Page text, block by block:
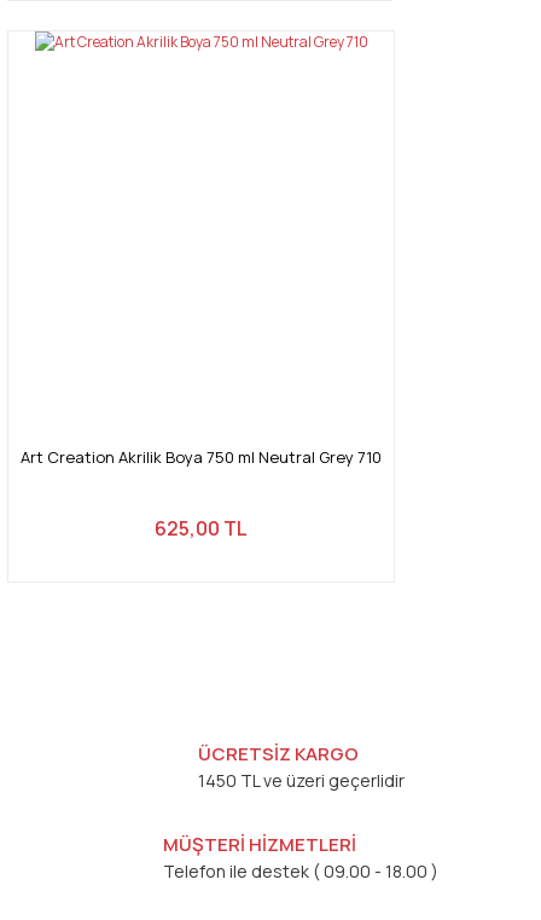
Art Creation Akrilik Boya 750 ml Neutral Grey 710
625,00 TL
ÜCRETSİZ KARGO
1450 TL ve üzeri geçerlidir
MÜŞTERİ HİZMETLERİ
Telefon ile destek ( 09.00 - 18.00 )